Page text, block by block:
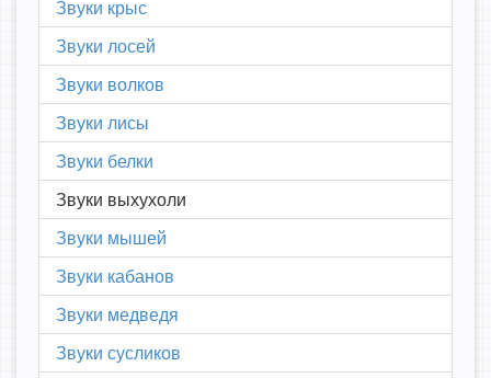
Звуки крыс
Звуки лосей
Звуки волков
Звуки лисы
Звуки белки
Звуки выхухоли
Звуки мышей
Звуки кабанов
Звуки медведя
Звуки сусликов